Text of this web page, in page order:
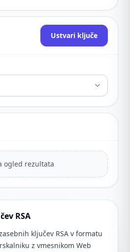
Ustvari ključe
ogled rezultata
RSA
ključev RSA v formatu
z vmesnikom Web